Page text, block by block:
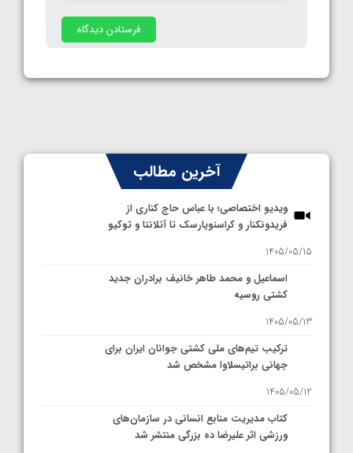
آخرین مطالب
ویدیو اختصاصی؛ با عباس حاج کناری از
فریدونکنار و کراسنویارسک تا آتلانتا و توکیو
1405/05/15
اسماعیل و محمد طاهر خانیف برادران جدید
کشتی روسیه
1405/05/13
ترکیب تیم‌های ملی کشتی جوانان ایران برای
جهانی براتیسلاوا مشخص شد
1405/05/12
کتاب مدیریت منابع انسانی در سازمان‌های
ورزشی اثر علیرضا ده بزرگی منتشر شد